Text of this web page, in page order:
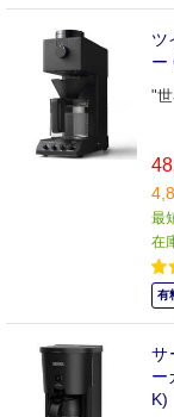
ツ
ー
"
最
在
有
サ
ー
K)